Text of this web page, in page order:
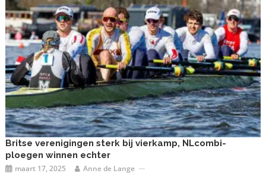
Britse verenigingen sterk bij vierkamp, NLcombi-
ploegen winnen echter
maart 17, 2025 Anne de Lange